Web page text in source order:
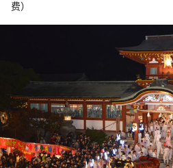
费）